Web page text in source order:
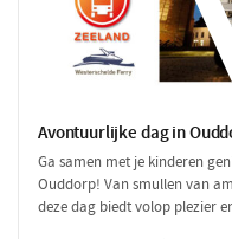
Avontuurlijke dag in
Ga samen met je kinderen
Ouddorp! Van smullen van
deze dag biedt volop plezier